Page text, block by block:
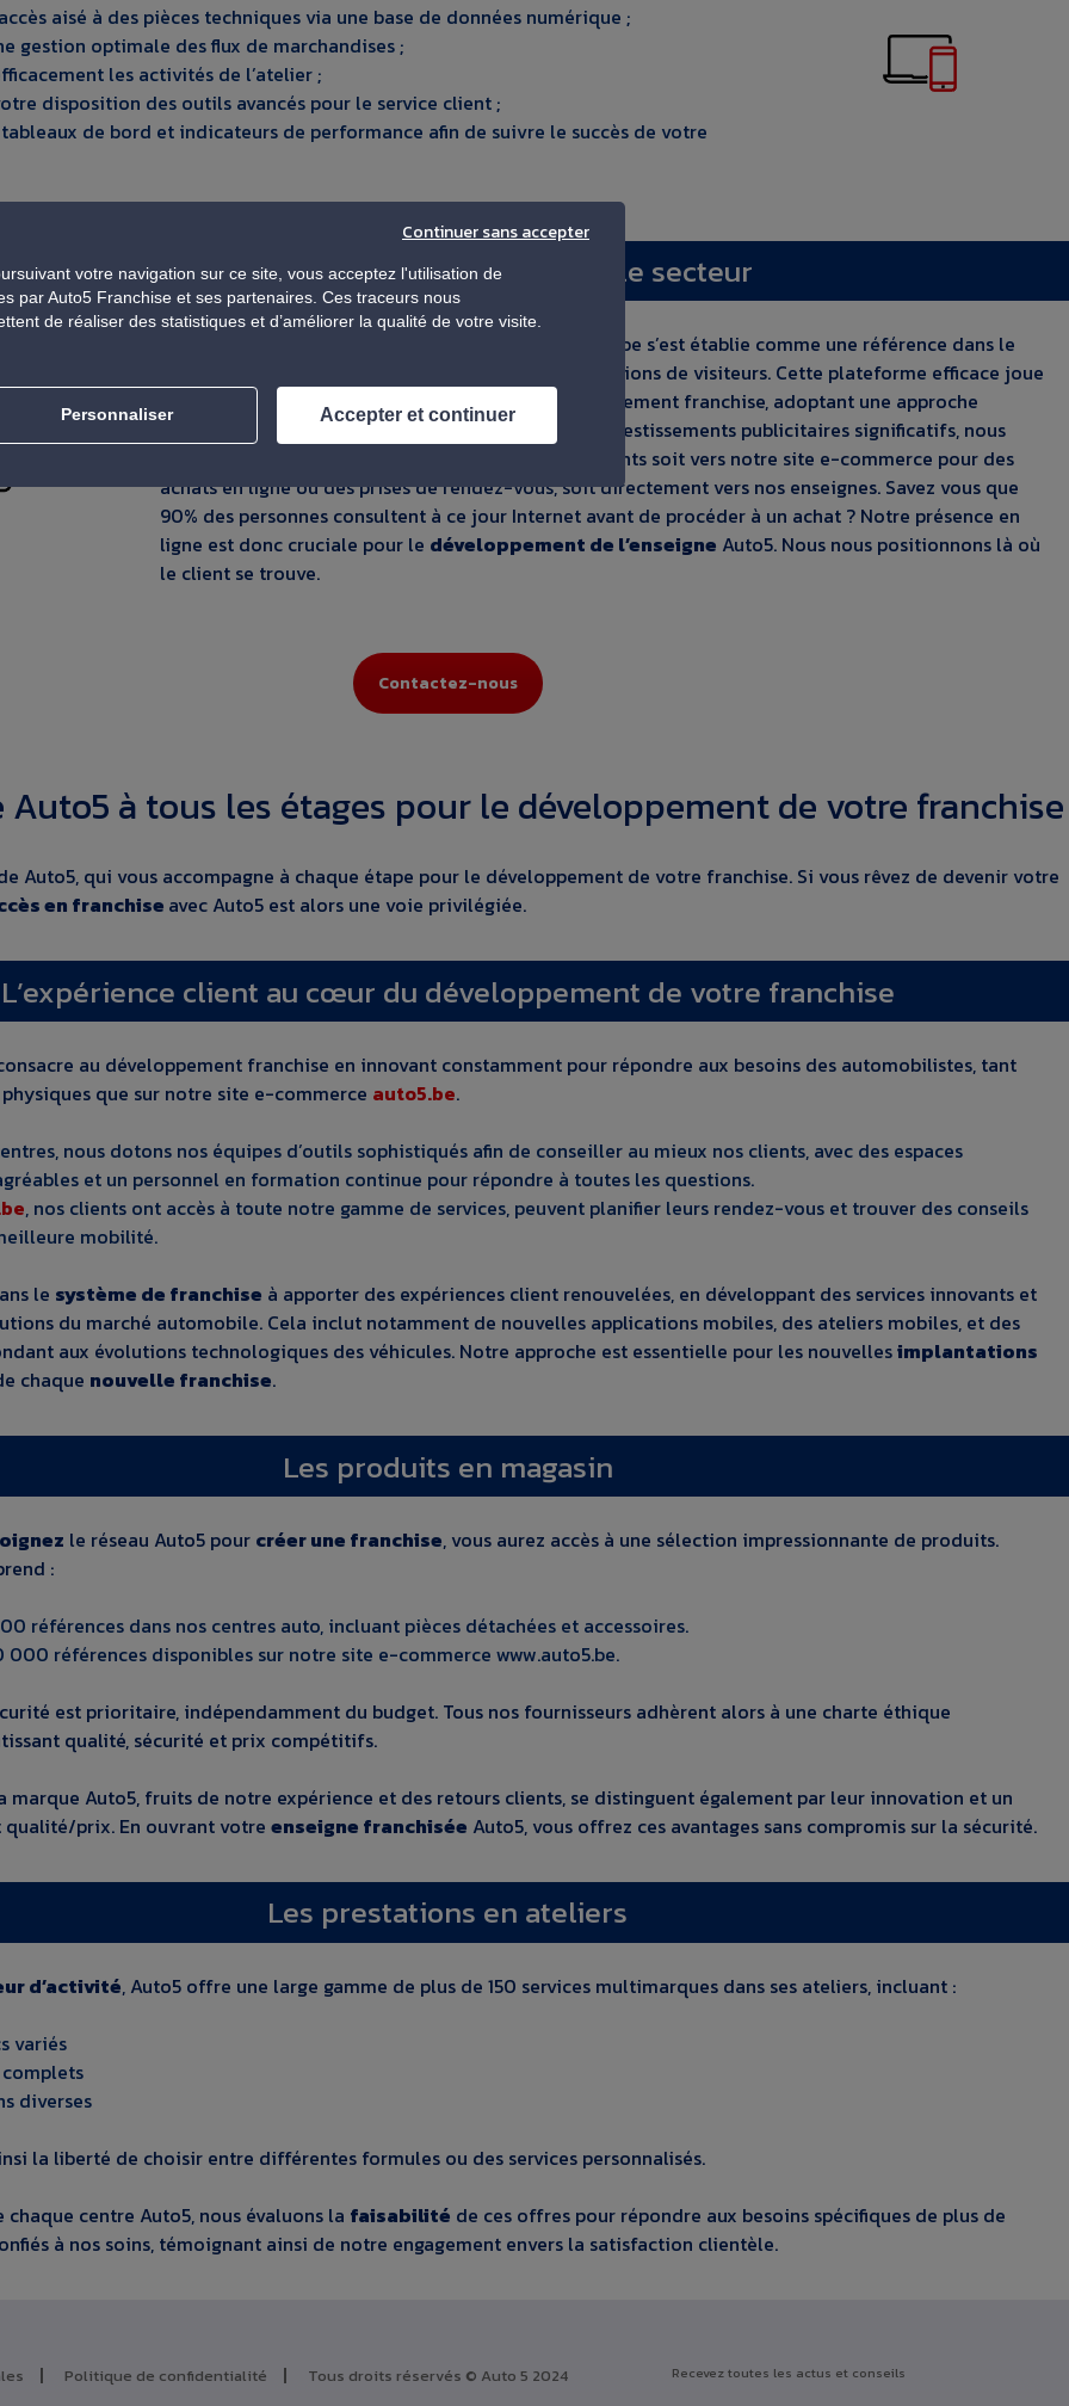
aisé à des pièces techniques via une base de données numérique ;
gestion optimale des flux de marchandises ;
les activités de l’atelier ;
disposition des outils avancés pour le service client ;
de bord et indicateurs de performance afin de suivre le succès de votre
Un site e-commerce référent dans le secteur
auto5.be s’est établie comme une référence dans le
domaine en Belgique, attirant chaque année des millions de visiteurs. Cette plateforme efficace joue
en effet un rôle clé dans notre stratégie de développement franchise, adoptant une approche
omnicanale pour pénétrer le marché. Grâce à des investissements publicitaires significatifs, nous
assurons une forte présence en ligne, guidant les clients soit vers notre site e-commerce pour des
achats en ligne ou des prises de rendez-vous, soit directement vers nos enseignes. Savez vous que
90% des personnes consultent à ce jour Internet avant de procéder à un achat ? Notre présence en
ligne est donc cruciale pour le développement de l’enseigne Auto5. Nous nous positionnons là où
le client se trouve.
Contactez-nous
Auto5 à tous les étages pour le développement de votre franchise
Auto5, qui vous accompagne à chaque étape pour le développement de votre franchise. Si vous rêvez de devenir votre
en franchise avec Auto5 est alors une voie privilégiée.
L’expérience client au cœur du développement de votre franchise
au développement franchise en innovant constamment pour répondre aux besoins des automobilistes, tant
que sur notre site e-commerce auto5.be.
nous dotons nos équipes d’outils sophistiqués afin de conseiller au mieux nos clients, avec des espaces
et un personnel en formation continue pour répondre à toutes les questions.
, nos clients ont accès à toute notre gamme de services, peuvent planifier leurs rendez-vous et trouver des conseils
mobilité.
le système de franchise à apporter des expériences client renouvelées, en développant des services innovants et
du marché automobile. Cela inclut notamment de nouvelles applications mobiles, des ateliers mobiles, et des
aux évolutions technologiques des véhicules. Notre approche est essentielle pour les nouvellesimplantations
chaque nouvelle franchise.
Les produits en magasin
le réseau Auto5 pour créer une franchise, vous aurez accès à une sélection impressionnante de produits.
:
références dans nos centres auto, incluant pièces détachées et accessoires.
000 références disponibles sur notre site e-commerce www.auto5.be.
est prioritaire, indépendamment du budget. Tous nos fournisseurs adhèrent alors à une charte éthique
qualité, sécurité et prix compétitifs.
marque Auto5, fruits de notre expérience et des retours clients, se distinguent également par leur innovation et un
qualité/prix. En ouvrant votreenseigne franchisée Auto5, vous offrez ces avantages sans compromis sur la sécurité.
Les prestations en ateliers
d’activité, Auto5 offre une large gamme de plus de 150 services multimarques dans ses ateliers, incluant :
variés
diverses
la liberté de choisir entre différentes formules ou des services personnalisés.
chaque centre Auto5, nous évaluons la faisabilité de ces offres pour répondre aux besoins spécifiques de plus de
à nos soins, témoignant ainsi de notre engagement envers la satisfaction clientèle.
Politique de confidentialité Tous droits réservés © Auto 5 2024 Recevez toutes les actus et conseils
votre navigation sur ce site, vous acceptez l'utilisation de
par Auto5 Franchise et ses partenaires. Ces traceurs nous
de réaliser des statistiques et d’améliorer la qualité de votre visite.
Personnaliser
Continuer sans accepter
Accepter et continuer